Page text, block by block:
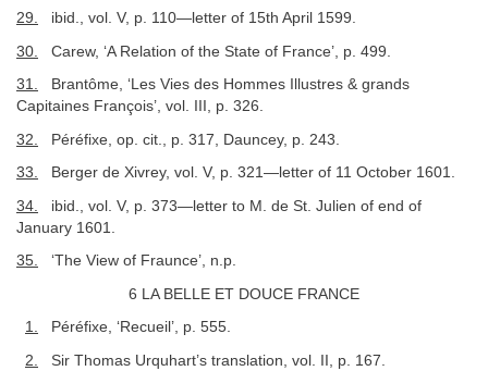
29. ibid., vol. V, p. 110—letter of 15th April 1599.
30. Carew, ‘A Relation of the State of France’, p. 499.
31. Brantôme, ‘Les Vies des Hommes Illustres & grands
Capitaines François’, vol. III, p. 326.
32. Péréfixe, op. cit., p. 317, Dauncey, p. 243.
33. Berger de Xivrey, vol. V, p. 321—letter of 11 October 1601.
34.
ibid., vol. V, p. 373—letter to M. de St. Julien of end of
January 1601.
35. ‘The View of Fraunce’, n.p.
6 LA BELLE ET DOUCE FRANCE
1. Péréfixe, ‘Recueil’, p. 555.
2. Sir Thomas Urquhart’s translation, vol. II, p. 167.